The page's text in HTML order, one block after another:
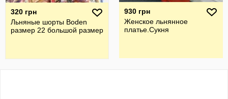
320 грн
Льняные шорты Boden
размер 22 большой размер
930 грн
Женское льнянное
платье.Сукня